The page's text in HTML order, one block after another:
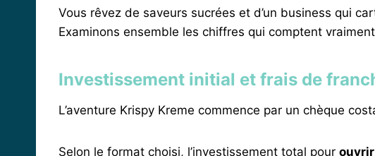
Vous rêvez de saveurs sucrées et d’un business qui
Examinons ensemble les chiffres qui comptent
Investissement initial et frais de
L’aventure Krispy Kreme commence par un chèque
Selon le format choisi, l’investissement total pour